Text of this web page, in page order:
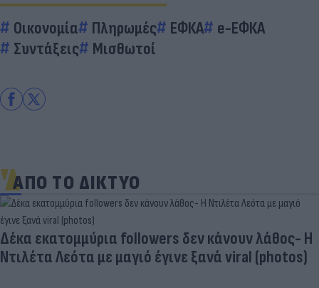
Οικονομία Πληρωμές ΕΦΚΑ
e-ΕΦΚΑ
Συντάξεις
Μισθωτοί
ΑΠΟ ΤΟ ΔΙΚΤΥΟ
«Στην pole position για Κωνσταντέλια η
Ντόρτμουντ»